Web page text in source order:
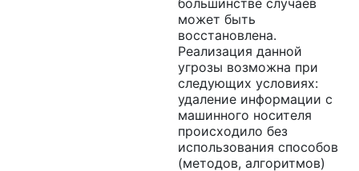
большинстве случаев
может быть
восстановлена.
Реализация данной
угрозы возможна при
следующих условиях:
удаление информации с
машинного носителя
происходило без
использования способов
(методов, алгоритмов)